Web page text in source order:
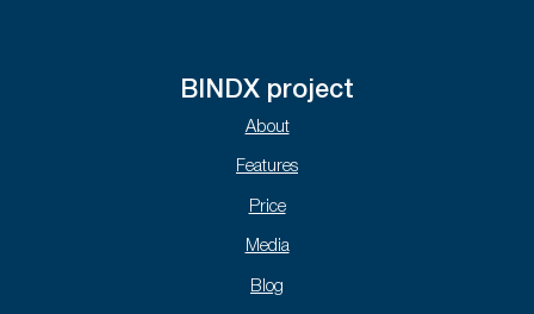
BINDX project
About
Features
Price
Media
Blog